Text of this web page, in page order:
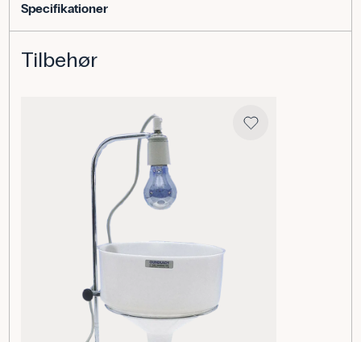
Specifikationer
Tilbehør